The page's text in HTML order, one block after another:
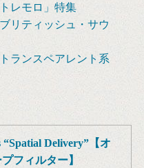
レモロ」特集
リティッシュ・サウ
ランスペアレント系
Delivery”【オ
フィルター】